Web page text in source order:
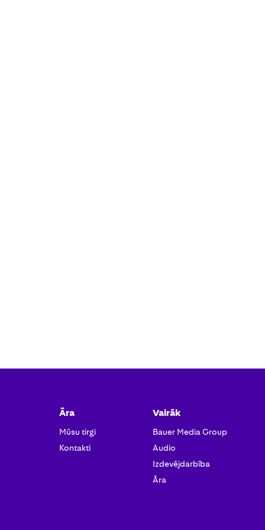
Āra
Mūsu tirgi
Kontakti
Vairāk
Bauer Media Group
Audio
Izdevējdarbība
Āra